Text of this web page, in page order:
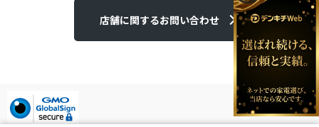
店舗に関するお問い合わせ